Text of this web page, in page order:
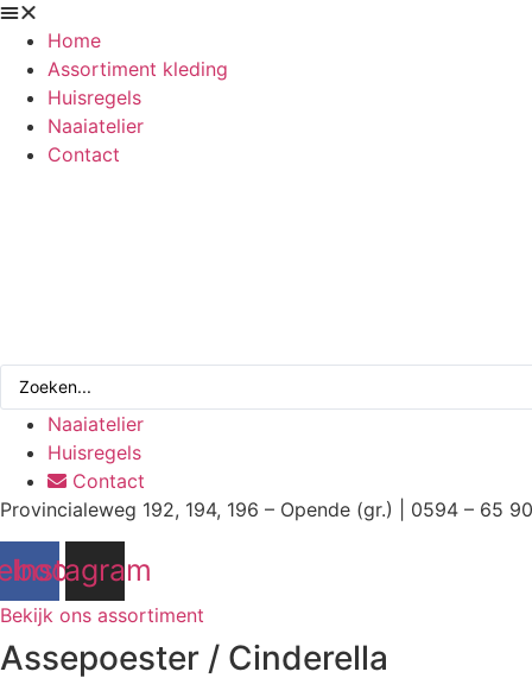
Home
Assortiment kleding
Huisregels
Naaiatelier
Contact
Search
Naaiatelier
Huisregels
Contact
Provincialeweg 192, 194, 196 – Opende (gr.) | 0594 – 65
Instagram
Bekijk ons assortiment
Assepoester / Cinderella